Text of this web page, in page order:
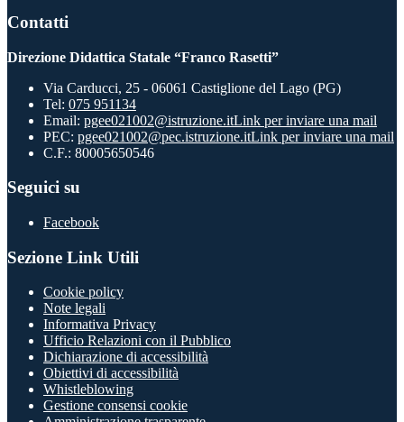
Contatti
Direzione Didattica Statale “Franco Rasetti”
Via Carducci, 25 - 06061 Castiglione del Lago (PG)
Tel: 075 951134
Email: pgee021002@istruzione.itLink per inviare una mail
PEC: pgee021002@pec.istruzione.itLink per inviare una mail
C.F.: 80005650546
Seguici su
Facebook
Sezione Link Utili
Cookie policy
Note legali
Informativa Privacy
Ufficio Relazioni con il Pubblico
Dichiarazione di accessibilità
Obiettivi di accessibilità
Whistleblowing
Gestione consensi cookie